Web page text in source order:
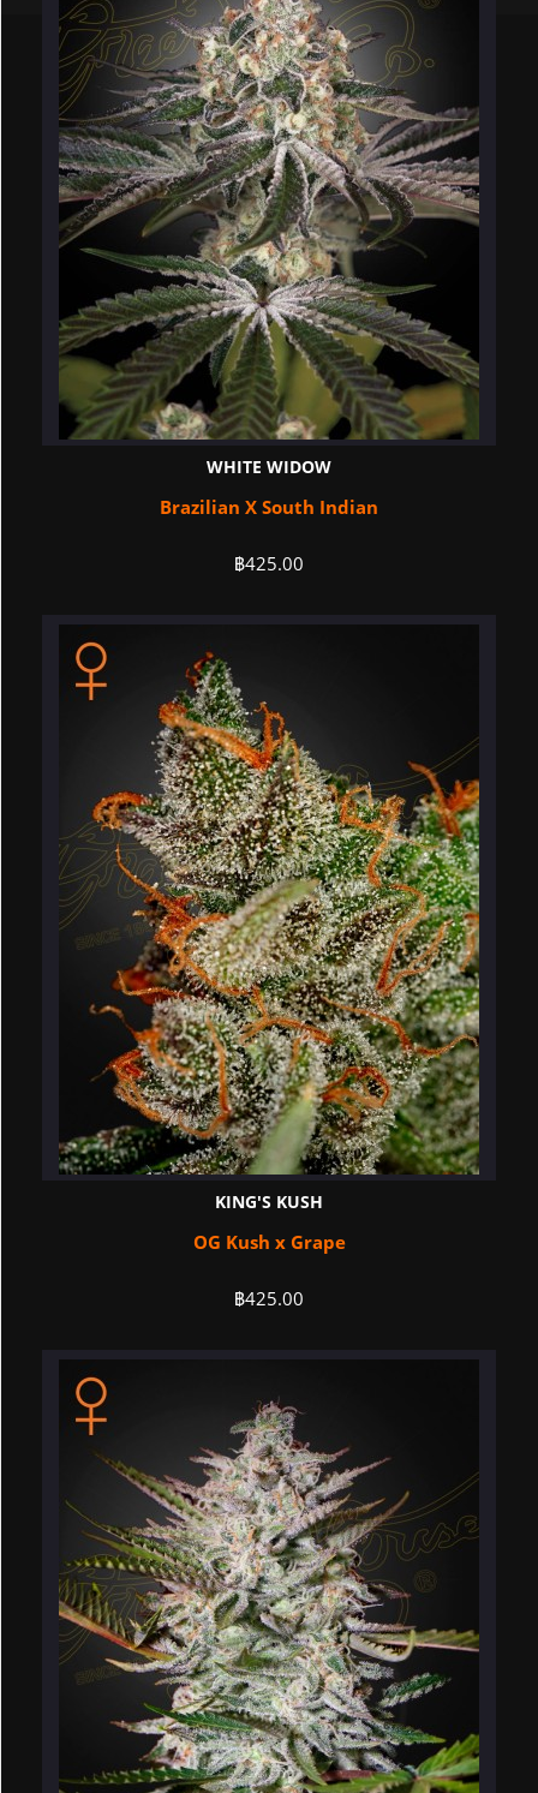
WHITE WIDOW
Brazilian X South Indian
฿425.00
KING'S KUSH
OG Kush x Grape
฿425.00